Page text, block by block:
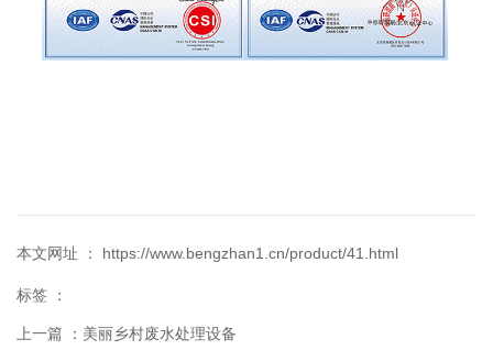
本文网址 ： https://www.bengzhan1.cn/product/41.html
标签 ：
上一篇 ： 美丽乡村废水处理设备